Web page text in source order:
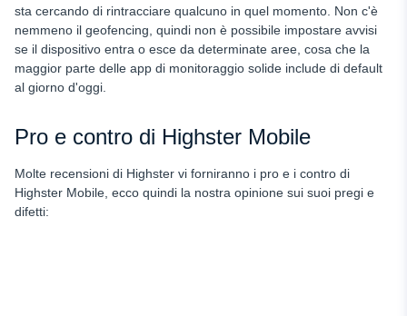
sta cercando di rintracciare qualcuno in quel momento. Non c'è
nemmeno il geofencing, quindi non è possibile impostare avvisi
se il dispositivo entra o esce da determinate aree, cosa che la
maggior parte delle app di monitoraggio solide include di default
al giorno d'oggi.
Pro e contro di Highster Mobile
Molte recensioni di Highster vi forniranno i pro e i contro di
Highster Mobile, ecco quindi la nostra opinione sui suoi pregi e
difetti: